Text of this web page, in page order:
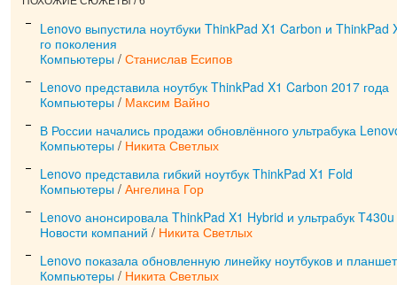
Lenovo выпустила ноутбуки ThinkPad X1 Carbon и ThinkPad
го поколения
Компьютеры / Станислав Есипов
Lenovo представила ноутбук ThinkPad X1 Carbon 2017 года
Компьютеры / Максим Вайно
В России начались продажи обновлённого ультрабука
Компьютеры / Никита Светлых
Lenovo представила гибкий ноутбук ThinkPad X1 Fold
Компьютеры / Ангелина Гор
Lenovo анонсировала ThinkPad X1 Hybrid и ультрабук T430u
Новости компаний / Никита Светлых
Lenovo показала обновленную линейку ноутбуков и
Компьютеры / Никита Светлых